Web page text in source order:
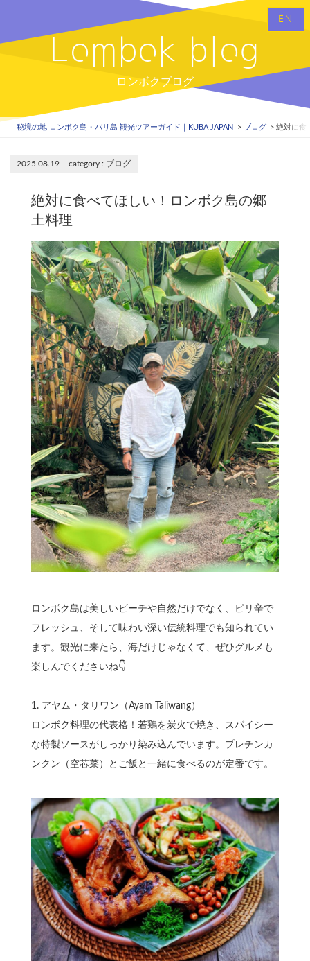
EN
Lombok blog
ロンボクブログ
秘境の地 ロンボク島・バリ島 観光ツアーガイド｜KUBA JAPAN ブログ 絶対に食
2025.08.19 ブログ
絶対に食べてほしい！ロンボク島の郷
土料理
ロンボク島は美しいビーチや自然だけでなく、ピリ辛で
フレッシュ、そして味わい深い伝統料理でも知られてい
ます。観光に来たら、海だけじゃなくて、ぜひグルメも
楽しんでくださいね👇
1.⁠ ⁠アヤム・タリワン（Ayam Taliwang）
ロンボク料理の代表格！若鶏を炭火で焼き、スパイシー
な特製ソースがしっかり染み込んでいます。プレチンカ
ンクン（空芯菜）とご飯と一緒に食べるのが定番です。